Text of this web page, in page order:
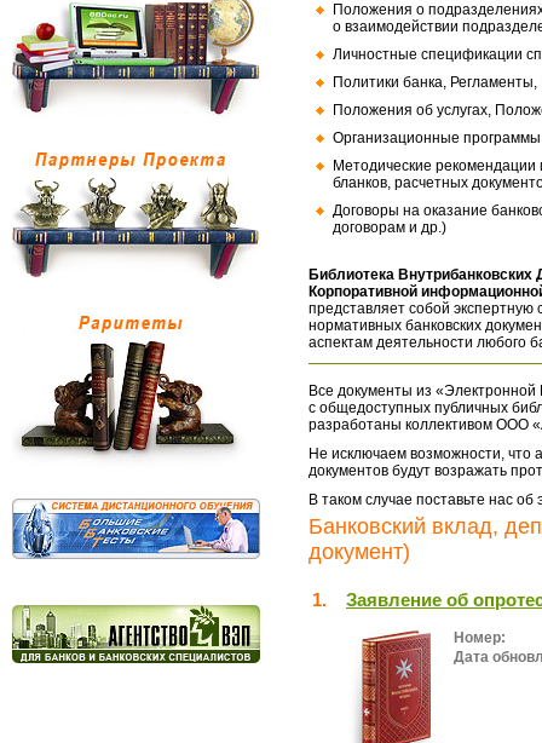
Положения о
о взаимодействии
Личностные спецификации
Политики банка,
Положения об услугах,
Организационные
Методические
бланков, расчетных
Договоры на оказание
договорам и др.)
Библиотека
Корпоративной
представляет собой экспертную
нормативных банковских
аспектам деятельности любого
Все документы из «Электронной
с общедоступных публичных
разработаны коллективом ООО
Не исключаем возможности, что
документов будут возражать
В таком случае поставьте нас
Банковский вклад,
документ)
1. Заявление об
Номер:
Дата